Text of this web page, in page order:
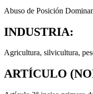
Abuso de Posición
INDUSTRIA:
Agricultura, silvicultura,
ARTÍCULO